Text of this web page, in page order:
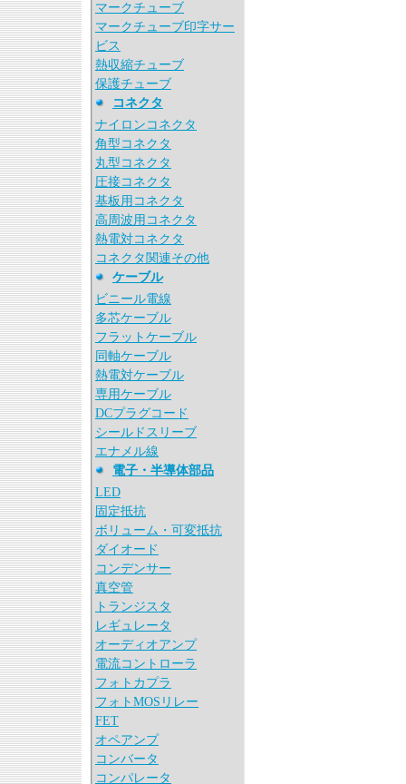
マークチューブ
マークチューブ印字サー
ビス
熱収縮チューブ
保護チューブ
コネクタ
ナイロンコネクタ
角型コネクタ
丸型コネクタ
圧接コネクタ
基板用コネクタ
高周波用コネクタ
熱電対コネクタ
コネクタ関連その他
ケーブル
ビニール電線
多芯ケーブル
フラットケーブル
同軸ケーブル
熱電対ケーブル
専用ケーブル
DCプラグコード
シールドスリーブ
エナメル線
電子・半導体部品
LED
固定抵抗
ボリューム・可変抵抗
ダイオード
コンデンサー
真空管
トランジスタ
レギュレータ
オーディオアンプ
電流コントローラ
フォトカプラ
フォトMOSリレー
FET
オペアンプ
コンバータ
コンパレータ